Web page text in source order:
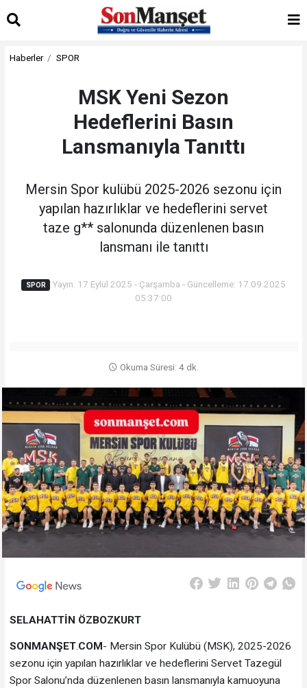
Haberler SPOR
MSK Yeni Sezon
Hedeflerini Basın
Lansmanıyla Tanıttı
Mersin Spor kulübü 2025-2026 sezonu için
yapılan hazırlıklar ve hedeflerini servet
taze g** salonunda düzenlenen basın
lansmanı ile tanıttı
SPOR
Yayın: 17 Eylül 2025 - Çarşamba - Güncelleme: 17.09.2025
05:37:00
Okuma Süresi: 4 dk.
SELAHATTİN ÖZBOZKURT
SONMANŞET.COM - Mersin Spor Kulübü (MSK), 2025-2026
sezonu için yapılan hazırlıklar ve hedeflerini Servet Tazegül
Spor Salonu’nda düzenlenen basın lansmanıyla kamuoyuna